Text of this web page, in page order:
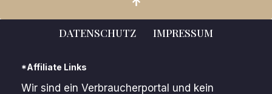
DATENSCHUTZ IMPRESSUM
*Affiliate Links
Wir sind ein Verbraucherportal und kein